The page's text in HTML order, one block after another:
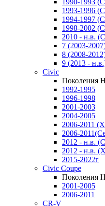
1990-1993
1993-1996
1994-1997
1998-2002
2010 - н.в.
7 (2003-
8 (2008-
9 (2013 -
Civic
Поколения
1992-1995
1996-1998
2001-2003
2004-2005
2006-2011
2006-
2012 - н.в.
2012 - н.в.
2015-2022г
Civic Coupe
Поколения
2001-2005
2006-2011
CR-V